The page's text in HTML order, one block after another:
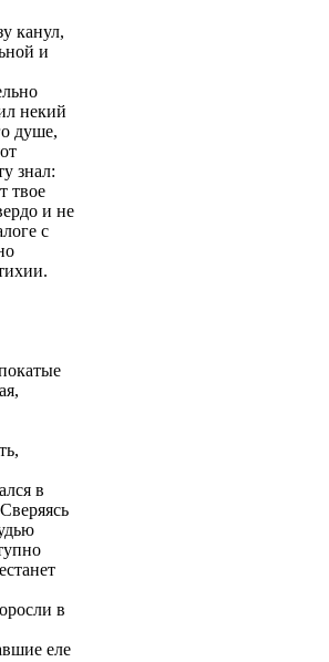
канул,
и
некий
душе,
знал:
твое
и не
с
в
в
еле